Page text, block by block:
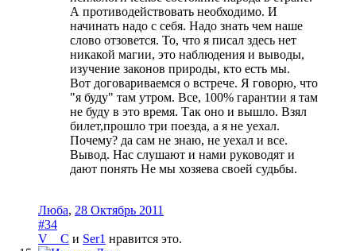
А противодействовать необходимо. И
начинать надо с себя. Надо знать чем наше
слово отзовется. То, что я писал здесь нет
никакой магии, это наблюдения и выводы,
изучение законов природы, кто есть мы.
Вот договариваемся о встрече. Я говорю, что
"я буду" там утром. Все, 100% гарантии я там
не буду в это время. Так оно и вышло. Взял
билет,прошло три поезда, а я не уехал.
Почему? да сам не знаю, не уехал и все.
Вывод. Нас слушают и нами руководят и
дают понять Не мы хозяева своей судьбы.
Люба, 28 Октябрь 2011
#34
V__C и Ser1 нравится это.